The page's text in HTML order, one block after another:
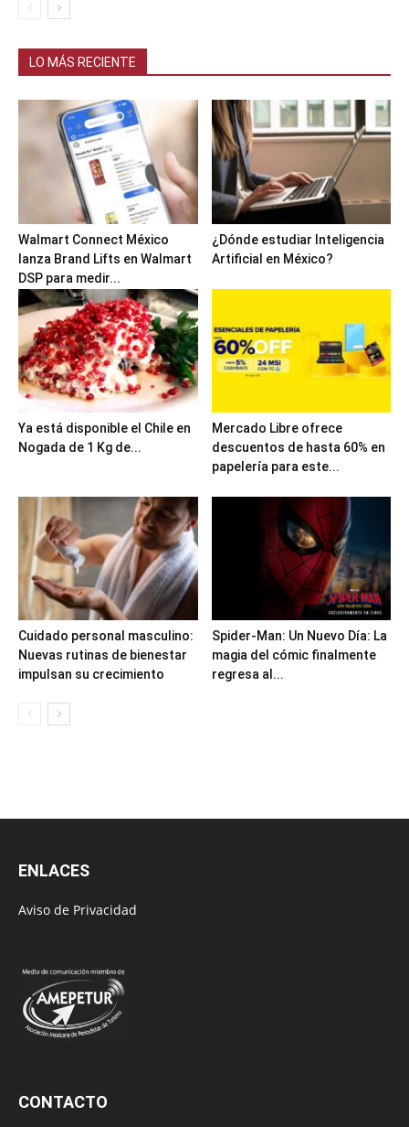
LO MÁS RECIENTE
Walmart Connect México
lanza Brand Lifts en Walmart
DSP para medir...
¿Dónde estudiar Inteligencia
Artificial en México?
Ya está disponible el Chile en
Nogada de 1 Kg de...
Mercado Libre ofrece
descuentos de hasta 60% en
papelería para este...
Cuidado personal masculino:
Nuevas rutinas de bienestar
impulsan su crecimiento
Spider-Man: Un Nuevo Día: La
magia del cómic finalmente
regresa al...
ENLACES
Aviso de Privacidad
CONTACTO